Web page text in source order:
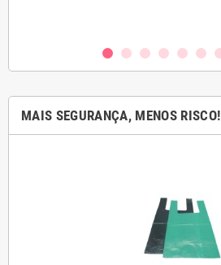
MAIS SEGURANÇA, MENOS RISCO!